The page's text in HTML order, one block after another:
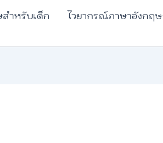
ำหรับเด็ก
ไวยากรณ์ภาษาอังกฤษ